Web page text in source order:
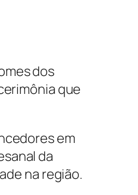
dos
que
em
da
na região.